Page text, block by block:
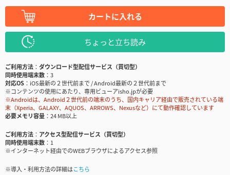
カートに入れる
ちょっと立ち読み
ご利用方法
ダウンロード型配信サービス（買切型）
同時使用端末数
3
対応OS
iOS最新の２世代前まで / Android最新の２世代前まで
※コンテンツの使用にあたり、専用ビューアisho.jpが必要
※Androidは、Android２世代前の端末のうち、国内キャリア経由で販売されている端
末（Xperia、GALAXY、AQUOS、ARROWS、Nexusなど）にて動作確認しています
必要メモリ容量
24 MB以上
ご利用方法
アクセス型配信サービス（買切型）
同時使用端末数
1
※インターネット経由でのWEBブラウザによるアクセス参照
※導入・利用方法の詳細はこちら